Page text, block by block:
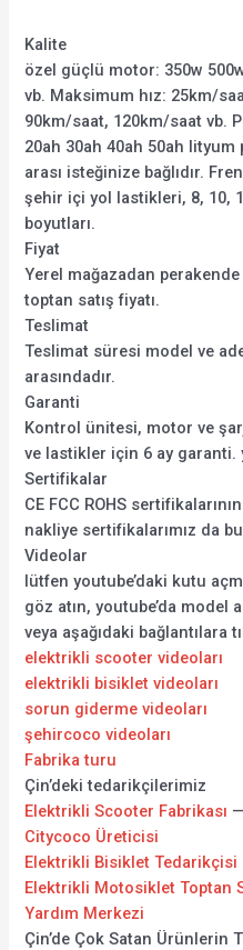
Kalite
özel güçlü motor: 350w
vb. Maksimum hız: 25km/
90km/saat, 120km/saat vb.
20ah 30ah 40ah 50ah
arası isteğinize bağlıdır.
şehir içi yol lastikleri, 8, 10,
boyutları.
Fiyat
Yerel mağazadan
toptan satış fiyatı.
Teslimat
Teslimat süresi model ve
arasındadır.
Garanti
Kontrol ünitesi, motor ve
ve lastikler için 6 ay garanti.
Sertifikalar
CE FCC ROHS
nakliye sertifikalarımız da
Videolar
lütfen youtube’daki kutu
göz atın, youtube’da model
veya aşağıdaki bağlantılara
elektrikli scooter videoları
elektrikli bisiklet videoları
sorun giderme videoları
şehircoco videoları
Fabrika turu
Çin’deki tedarikçilerimiz
Elektrikli Scooter Fabrikası
Citycoco Üreticisi
Elektrikli Bisiklet Tedarikçisi
Elektrikli Motosiklet Toptan
Yardım Merkezi
Çin’de Çok Satan Ürünlerin